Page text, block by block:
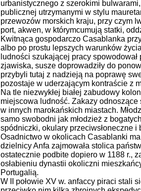
urbanistycznego z szerokimi
publicznej utrzymanymi w stylu
przewozów morskich kraju, przy czym
port, akwen, w którymcumują statki,
Kwitnąca gospodarczo Casablanka
albo po prostu lepszych warunków
ludności szukającej pracy
zjawiska, susze doprowadziły do
przybyli tutaj z nadzieją na poprawę
pozostaje w uderzającym kontraście z
Na tle niezwykłej białej zabudowy
miejscowa ludność. Zakazy
w innych marokańskich miastach.
samo swobodni jak młodzież z
spódniczki, okulary przeciwsłoneczne i
Osadnictwo w okolicach Casablanki
dzielnicy Anfa zajmowała stolica
ostatecznie podbite dopiero w 1188 r.,
osłabieniu dynastii okoliczni
Portugalią.
W II połowie XV w. anfaccy piraci stali